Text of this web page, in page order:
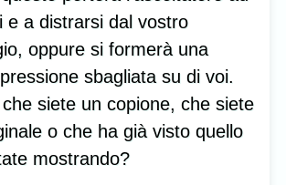
e a distrarsi dal vostro
oppure si formerà una
sbagliata su di voi.
siete un copione, che siete
o che ha già visto quello
mostrando?